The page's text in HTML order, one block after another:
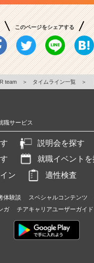
このページをシェアする
team ＞ タイムライン一覧 ＞
職サービス
説明会を探す
就職イベントを
ン
適性検査
体験談 スペシャルコンテンツ
ガ チアキャリアユーザーガイド